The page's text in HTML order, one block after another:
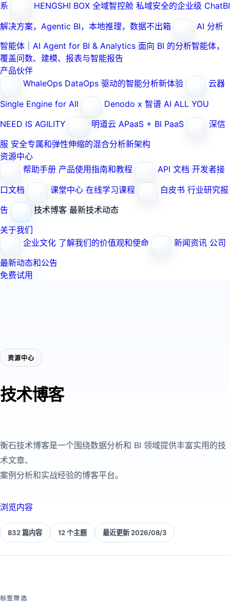
系
HENGSHI BOX 全域智控舱 私域安全的企业级 ChatBI
解决方案，Agentic BI，本地推理，数据不出箱
AI 分析
智能体｜AI Agent for BI & Analytics 面向 BI 的分析智能体，
覆盖问数、建模、报表与智能报告
产品伙伴
WhaleOps DataOps 驱动的智能分析新体验
云器
Single Engine for All
Denodo x 智谱 AI ALL YOU
NEED IS AGILITY
明道云 APaaS + BI PaaS
深信
服 安全专属和弹性伸缩的混合分析新架构
资源中心
帮助手册 产品使用指南和教程 API 文档 开发者接
口文档
课堂中心 在线学习课程 白皮书 行业研究报
告
技术博客 最新技术动态
关于我们
企业文化 了解我们的价值观和使命 新闻资讯 公司
最新动态和公告
免费试用
资源中心
技术博客
衡石技术博客是一个围绕数据分析和 BI 领域提供丰富实用的技
术文章、
案例分析和实战经验的博客平台。
浏览内容
832 篇内容 12 个主题 最近更新 2026/08/3
标签筛选